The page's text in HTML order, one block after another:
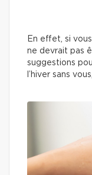
En effet, si
ne devrait pas
suggestions
l’hiver sans